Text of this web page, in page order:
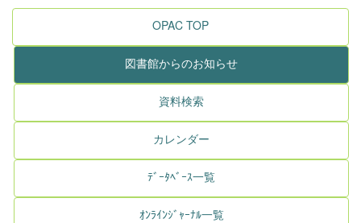
OPAC TOP
図書館からのお知らせ
資料検索
カレンダー
ﾃﾞｰﾀﾍﾞｰｽ一覧
ｵﾝﾗｲﾝｼﾞｬｰﾅﾙ一覧